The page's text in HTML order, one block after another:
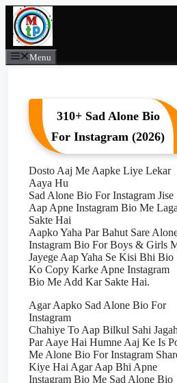
Skip
content
Menu
310+ Sad Alone Bio
For Instagram (2026)
Dosto Aaj Me Aapke Liye Lekar
Aaya Hu
Sad Alone Bio For Instagram Jise
Aap Apne Instagram Bio Me Laga
Sakte Hai
Aapko Yaha Par Bahut Sare
Instagram Bio For Boys & Girls
Jayege Aap Yaha Se Kisi Bhi Bio
Ko Copy Karke Apne Instagram
Bio Me Add Kar Sakte Hai.
Agar Aapko Sad Alone Bio For
Instagram
Chahiye To Aap Bilkul Sahi Jagah
Par Aaye Hai Humne Aaj Ke Is
Me Alone Bio For Instagram
Kiye Hai Agar Aap Bhi Apne
Instagram Bio Me Sad Alone Bio